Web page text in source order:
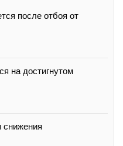
после отбоя от
на достигнутом
снижения